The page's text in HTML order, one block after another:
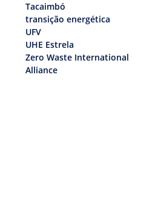
Tacaimbó
transição energética
UFV
UHE Estrela
Zero Waste International
Alliance